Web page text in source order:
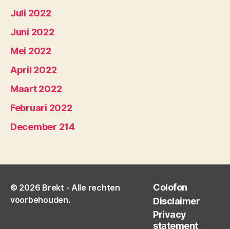
Juli 2022
Juni 2022
Mei 2022
April 2022
Maart 2022
Februari 2022
December 214
© 2026 Brekt - Alle rechten
voorbehouden.
Colofon
Disclaimer
Privacy
statement